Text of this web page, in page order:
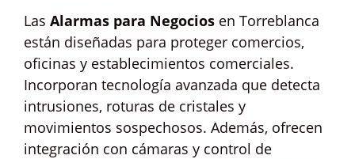
Las Alarmas para Negocios en Torreblanca
están diseñadas para proteger comercios,
oficinas y establecimientos comerciales.
Incorporan tecnología avanzada que detecta
intrusiones, roturas de cristales y
movimientos sospechosos. Además, ofrecen
integración con cámaras y control de